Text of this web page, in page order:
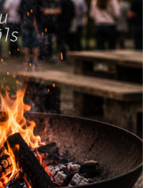
Instagram
Flick TikTok